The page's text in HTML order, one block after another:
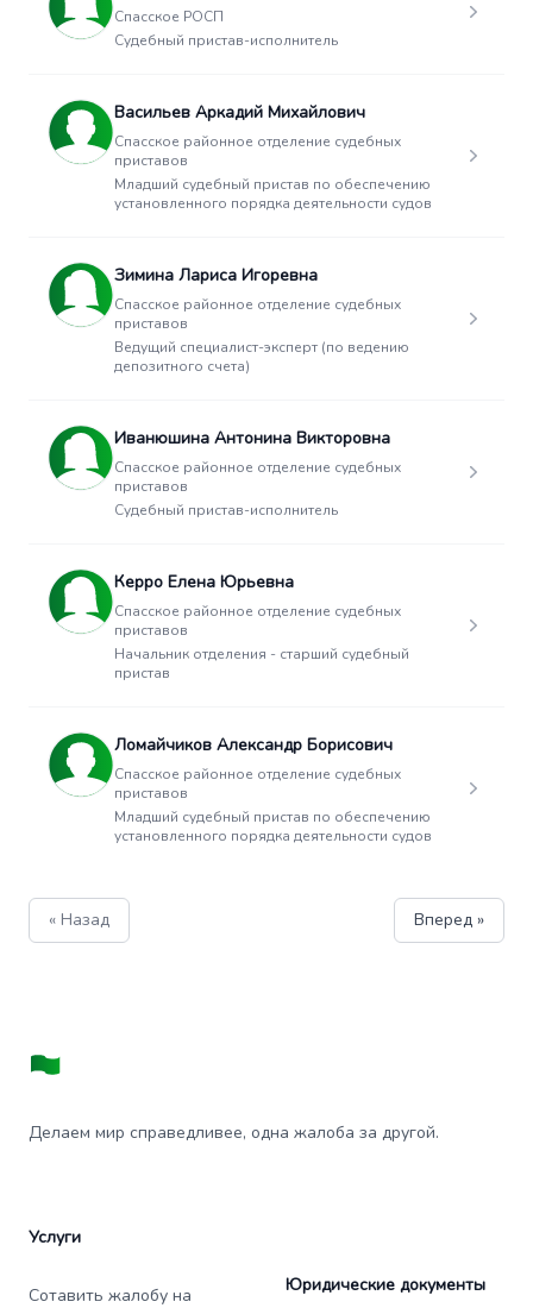
Спасское РОСП
Судебный пристав-исполнитель
Васильев Аркадий Михайлович
Спасское районное отделение судебных
приставов
Младший судебный пристав по обеспечению
установленного порядка деятельности судов
Зимина Лариса Игоревна
Спасское районное отделение судебных
приставов
Ведущий специалист-эксперт (по ведению
депозитного счета)
Иванюшина Антонина Викторовна
Спасское районное отделение судебных
приставов
Судебный пристав-исполнитель
Керро Елена Юрьевна
Спасское районное отделение судебных
приставов
Начальник отделения - старший судебный
пристав
Ломайчиков Александр Борисович
Спасское районное отделение судебных
приставов
Младший судебный пристав по обеспечению
установленного порядка деятельности судов
« Назад Вперед »
Делаем мир справедливее, одна жалоба за другой.
Услуги
Сотавить жалобу на Юридические документы